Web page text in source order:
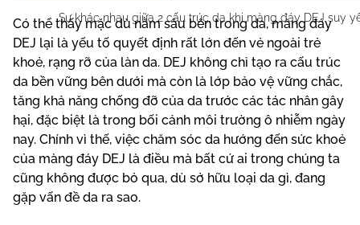
Sự khác nhau giữa 2 cấu trúc da khi màng đáy DEJ suy
Có thể thấy mặc dù nằm sâu bên trong da, màng đáy
DEJ lại là yếu tố quyết định rất lớn đến vẻ ngoài trẻ
khoẻ, rạng rỡ của làn da. DEJ không chỉ tạo ra cấu trúc
da bền vững bên dưới mà còn là lớp bảo vệ vững chắc,
tăng khả năng chống đỡ của da trước các tác nhân gây
hại, đặc biệt là trong bối cảnh môi trường ô nhiễm ngày
nay. Chính vì thế, việc chăm sóc da hướng đến sức khoẻ
của màng đáy DEJ là điều mà bất cứ ai trong chúng ta
cũng không được bỏ qua, dù sở hữu loại da gì, đang
gặp vấn đề da ra sao.